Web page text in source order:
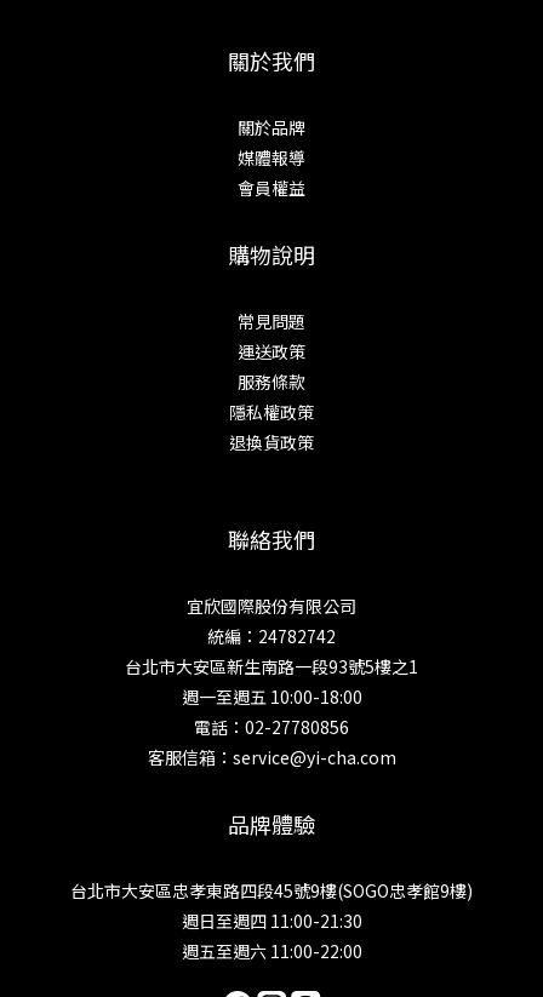
關於我們
關於品牌
媒體報導
會員權益
購物說明
常見問題
運送政策
服務條款
隱私權政策
退換貨政策
聯絡我們
宜欣國際股份有限公司
統編：24782742
台北市大安區新生南路一段93號5樓之1
週一至週五 10:00-18:00
電話：02-27780856
客服信箱：service@yi-cha.com
品牌體驗
台北市大安區忠孝東路四段45號9樓(SOGO忠孝館9樓)
週日至週四 11:00-21:30
週五至週六 11:00-22:00